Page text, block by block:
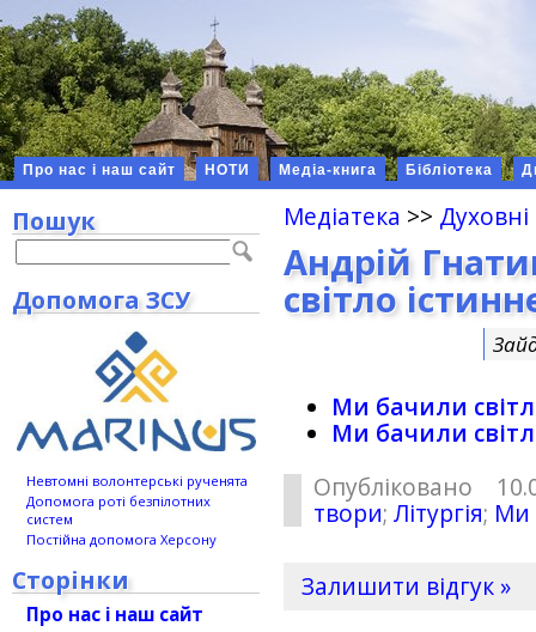
Про нас і наш сайт НОТИ Медіа-книга Бібліотека
Медіатека >>
Андрій
світло
Ми бачили
Ми бачили
Опубліковано
твори;Літургія; Ми
Залишити відгук »
Пошук
Допомога ЗСУ
Невтомні волонтерські рученята
Допомога роті безпілотних
систем
Постійна допомога Херсону
Сторінки
Про нас і наш сайт